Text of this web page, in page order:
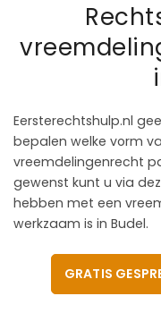
ADVOCAAT
OVER ONS
Eersterechtshulp.nl
bepalen welke vorm
vreemdelingenrecht
gewenst kunt u via
hebben met een
werkzaam is in Budel.
GRATIS